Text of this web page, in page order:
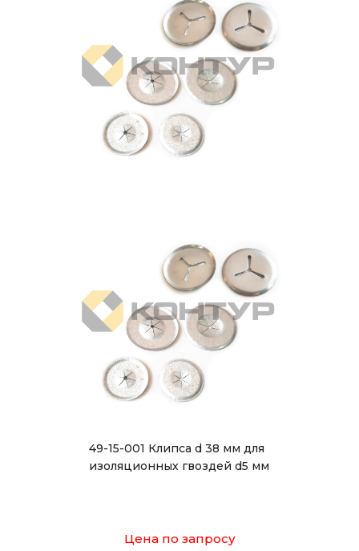
49-15-001 Клипса d 38 мм для
изоляционных гвоздей d5 мм
Цена по запросу